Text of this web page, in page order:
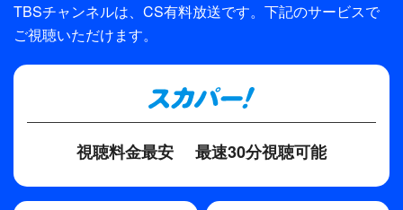
た…などなど、3人の人柄があふれ出るトークも披
露。
3人の魅力のたっぷり詰まった舞台を、こんな時だ
からこそ、是非TBSチャンネルでご堪能あれ！
TBSチャンネルは、CS有料放送です。下記のサービスで
ご視聴いただけます。
視聴料金最安 最速30分視聴可能